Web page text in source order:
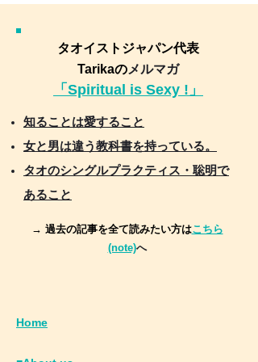
タオイストジャパン代表
Tarikaのメルマガ
「Spiritual is Sexy !」
知ることは愛すること
女と男は違う教科書を持っている。
タオのシングルプラクティス・聡明で
あること
→ 過去の記事を全て読みたい方はこちら
(note)へ
Home